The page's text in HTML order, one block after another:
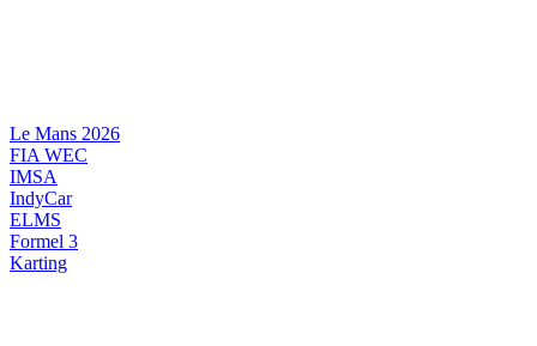
Le Mans 2026
FIA WEC
IMSA
IndyCar
ELMS
Formel 3
Karting